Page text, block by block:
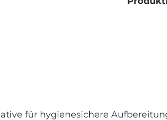
für hygienesichere